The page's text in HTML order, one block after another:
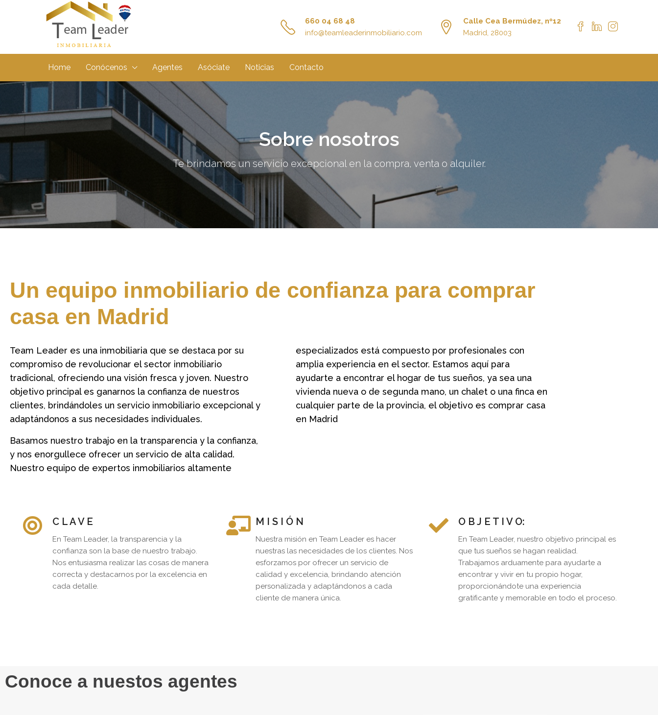
660 04 68 48
info@teamleaderinmobiliario.com
Calle Cea Bermúdez, nº12
Madrid, 28003
Home Conócenos Agentes Asóciate Noticias Contacto
Sobre nosotros
Te brindamos un servicio excepcional en la compra, venta o alquiler.
Un equipo inmobiliario de confianza para comprar
casa en Madrid
Team Leader es una inmobiliaria que se destaca por su
compromiso de revolucionar el sector inmobiliario
tradicional, ofreciendo una visión fresca y joven. Nuestro
objetivo principal es ganarnos la confianza de nuestros
clientes, brindándoles un servicio inmobiliario excepcional y
adaptándonos a sus necesidades individuales.
Basamos nuestro trabajo en la transparencia y la confianza,
y nos enorgullece ofrecer un servicio de alta calidad.
Nuestro equipo de expertos inmobiliarios altamente
especializados está compuesto por profesionales con
amplia experiencia en el sector. Estamos aquí para
ayudarte a encontrar el hogar de tus sueños, ya sea una
vivienda nueva o de segunda mano, un chalet o una finca en
cualquier parte de la provincia, el objetivo es comprar casa
en Madrid
C L A V E
En Team Leader, la transparencia y la
confianza son la base de nuestro trabajo.
Nos entusiasma realizar las cosas de manera
correcta y destacarnos por la excelencia en
cada detalle.
M I S I Ó N
Nuestra misión en Team Leader es hacer
nuestras las necesidades de los clientes. Nos
esforzamos por ofrecer un servicio de
calidad y excelencia, brindando atención
personalizada y adaptándonos a cada
cliente de manera única.
O B J E T I V O:
En Team Leader, nuestro objetivo principal es
que tus sueños se hagan realidad.
Trabajamos arduamente para ayudarte a
encontrar y vivir en tu propio hogar,
proporcionándote una experiencia
gratificante y memorable en todo el proceso.
Conoce a nuestos agentes